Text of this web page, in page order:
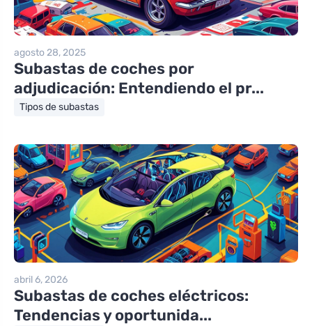
agosto 28, 2025
Subastas de coches por
adjudicación: Entendiendo el pr...
Tipos de subastas
abril 6, 2026
Subastas de coches eléctricos:
Tendencias y oportunida...